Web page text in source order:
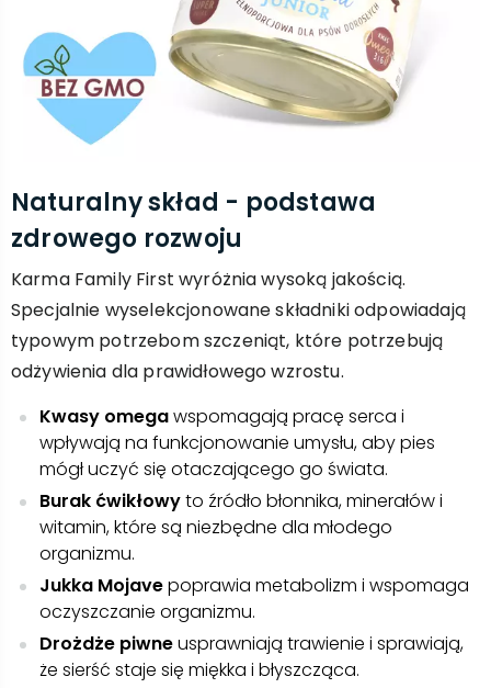
Naturalny skład - podstawa
zdrowego rozwoju
Karma Family First wyróżnia wysoką jakością.
Specjalnie wyselekcjonowane składniki odpowiadają
typowym potrzebom szczeniąt, które potrzebują
odżywienia dla prawidłowego wzrostu.
Kwasy omegawspomagają pracę serca i
wpływają na funkcjonowanie umysłu, aby pies
mógł uczyć się otaczającego go świata.
Burak ćwikłowyto źródło błonnika, minerałów i
witamin, które są niezbędne dla młodego
organizmu.
Jukka Mojavepoprawia metabolizm i wspomaga
oczyszczanie organizmu.
Drożdże piwneusprawniają trawienie i sprawiają,
że sierść staje się miękka i błyszcząca.